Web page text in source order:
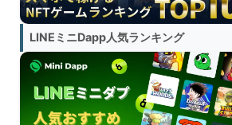
LINEミニDapp人気ランキング